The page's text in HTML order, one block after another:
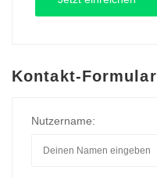
Kontakt-Formular
Nutzername: